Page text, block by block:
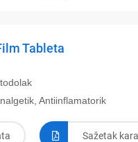
Tableta
Antiinflamatorik
Sažetak